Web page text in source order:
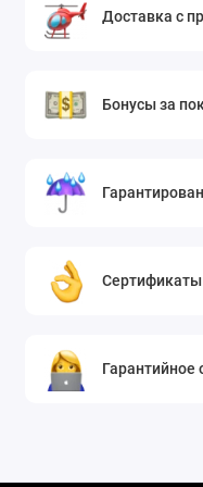
Доставка с
Бонусы за
Гарантийное